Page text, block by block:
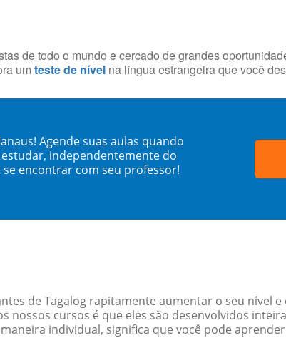
de todo o mundo e cercado de grandes
um teste de nível na língua estrangeira que você
Agende suas aulas quando
independentemente do
encontrar com seu professor!
de Tagalog rapitamente aumentar o seu nível
nossos cursos é que eles são desenvolvidos
individual, significa que você pode